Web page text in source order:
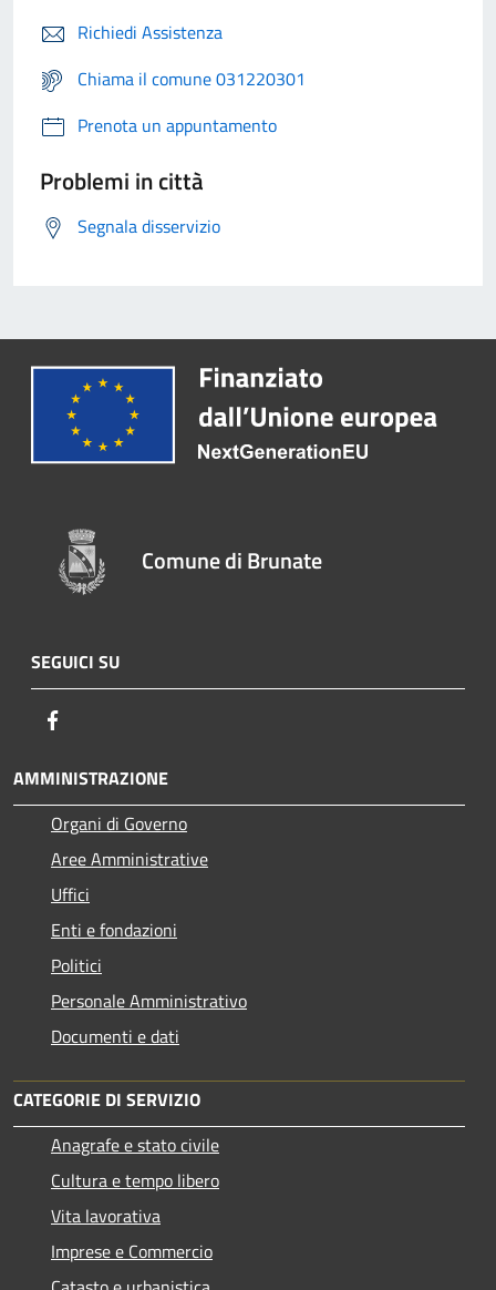
Richiedi Assistenza
Chiama il comune 031220301
Prenota un appuntamento
Problemi in città
Segnala disservizio
Comune di Brunate
SEGUICI SU
AMMINISTRAZIONE
Organi di Governo
Aree Amministrative
Uffici
Enti e fondazioni
Politici
Personale Amministrativo
Documenti e dati
CATEGORIE DI SERVIZIO
Anagrafe e stato civile
Cultura e tempo libero
Vita lavorativa
Imprese e Commercio